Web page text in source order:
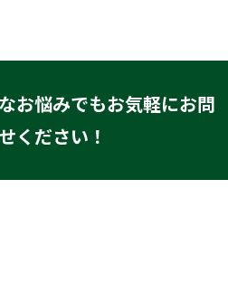
お悩みでもお気軽にお問
ください！